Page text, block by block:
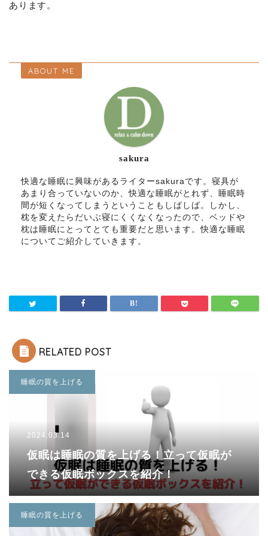
あります。
ABOUT ME
sakura
快適な睡眠に興味があるライターsakuraです。寝具が
あまり合っていないのか、快適な睡眠がとれず、睡眠時
間が短くなってしまうということもしばしば。しかし、
枕を変えたらだいぶ寝にくくなくなったので、ベッドや
枕は睡眠にとってとても重要だと思います。快適な睡眠
についてご紹介していきます。
RELATED POST
睡眠の質を上げる
2024.03.14
仮眠は睡眠の質を上げる！立って仮眠が
できる仮眠ボックスを紹介！
睡眠の質を上げる